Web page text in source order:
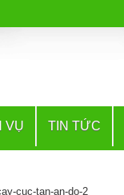
VỤ TIN TỨC
cuc-tan-an-do-2